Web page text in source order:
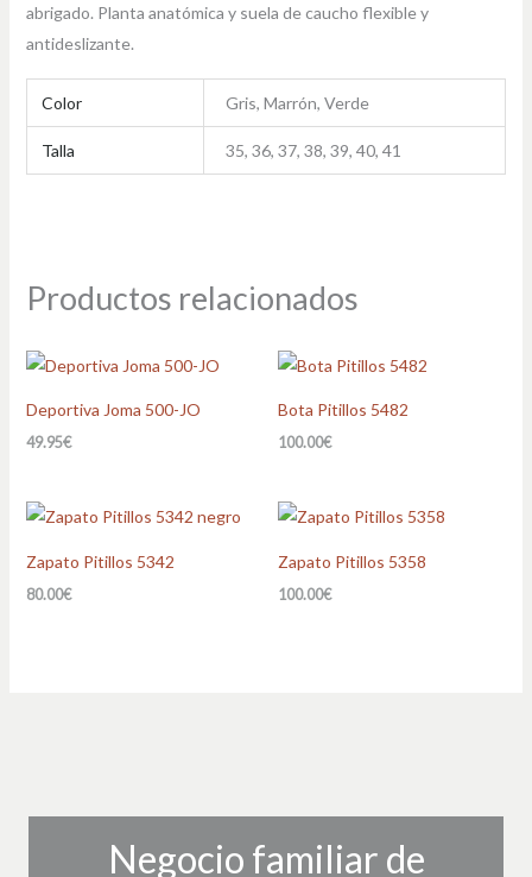
abrigado. Planta anatómica y suela de caucho flexible y
antideslizante.
Color Gris, Marrón, Verde
Talla 35, 36, 37, 38, 39, 40, 41
Productos relacionados
Deportiva Joma 500-JO
49.95€
Bota Pitillos 5482
100.00€
Zapato Pitillos 5342
80.00€
Zapato Pitillos 5358
100.00€
Negocio familiar de